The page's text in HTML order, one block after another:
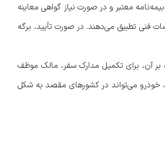
معتبر و در صورت نیاز گواهی معاینه
فنی تطبیق می‌دهند. در صورت تأیید، برگه
بر آن، برای تکمیل مدارک سفر، مالک موظف
خودرو می‌تواند در کشورهای مقصد به شکل